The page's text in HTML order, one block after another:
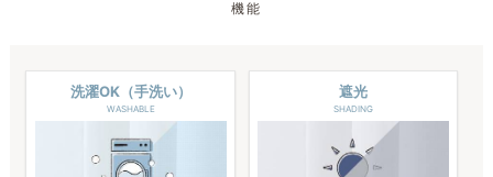
機能
洗濯OK（手洗い）
WASHABLE
遮光
SHADING